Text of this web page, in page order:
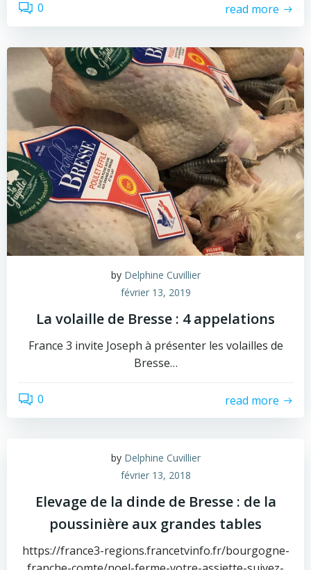
0 read more
by Delphine Cuvillier
février 13, 2019
La volaille de Bresse : 4 appelations
France 3 invite Joseph à présenter les volailles de
Bresse…
0 read more
by Delphine Cuvillier
février 13, 2018
Elevage de la dinde de Bresse : de la
poussinière aux grandes tables
https://france3-regions.francetvinfo.fr/bourgogne-